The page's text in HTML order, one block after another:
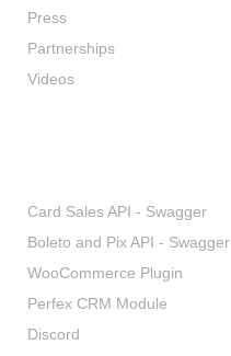
Press
Partnerships
Videos
Card Sales API - Swagger
Boleto and Pix API - Swagger
WooCommerce Plugin
Perfex CRM Module
Discord